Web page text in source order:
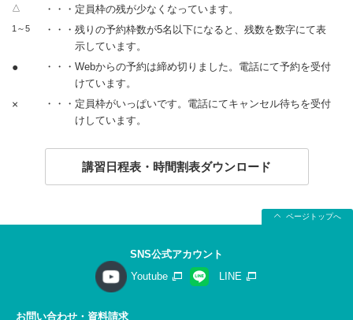
△ ・・・定員枠の残が少なくなっています。
1～5
・・・残りの予約枠数が5名以下になると、残数を数字にて表
示しています。
●
・・・Webからの予約は締め切りました。電話にて予約を受付
けています。
×
・・・定員枠がいっぱいです。電話にてキャンセル待ちを受付
けしています。
講習日程表・時間割表ダウンロード
ページトップへ
SNS公式アカウント
Youtube
LINE
お問い合わせ・資料請求